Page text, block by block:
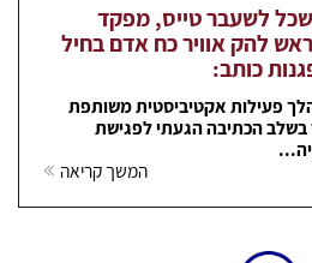
לשעבר טייס, מפקד
להק אוויר כח אדם בחיל
כותב:
פעילות אקטיביסטית משותפת
בשלב הכתיבה הגעתי לפגישת
המשך קריאה